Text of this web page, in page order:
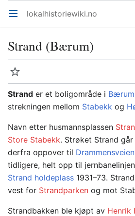
Åpne hovedmenyen lokalhistoriewiki.no
Strand (Bærum)
Overvåk
Strand er et boligområde i Bærum
strekningen mellom Stabekk og
Navn etter husmannsplassen
Store Stabekk. Strøket Strand går
derfra oppover til Drammensveien
tidligere, helt opp til
Strand holdeplass 1931–73.
vest for Strandparken og mot
Strandbakken ble kjøpt av Henrik